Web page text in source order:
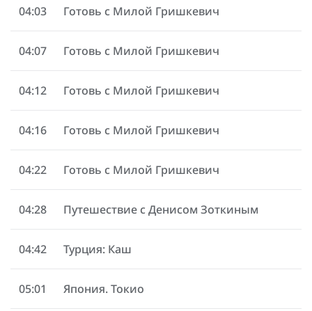
04:03 Готовь с Милой Гришкевич
04:07 Готовь с Милой Гришкевич
04:12 Готовь с Милой Гришкевич
04:16 Готовь с Милой Гришкевич
04:22 Готовь с Милой Гришкевич
04:28 Путешествие с Денисом Зоткиным
04:42 Турция: Каш
05:01 Япония. Токио